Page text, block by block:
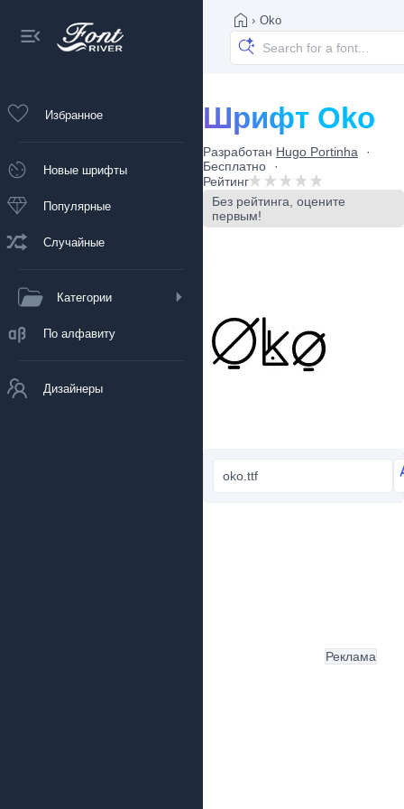
Избранное
Новые шрифты
Популярные
Случайные
Категории
По алфавиту
Дизайнеры
› Oko
Шрифт Oko
Разработан Hugo Portinha
Бесплатно
Рейтинг
Без рейтинга, оцените
первым!
oko.ttf
Реклама